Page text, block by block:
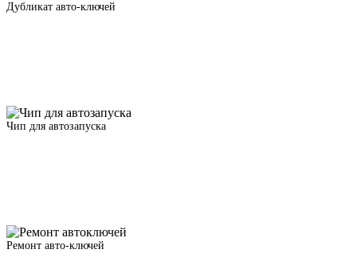
Дубликат авто-ключей
Чип для автозапуска
Ремонт авто-ключей